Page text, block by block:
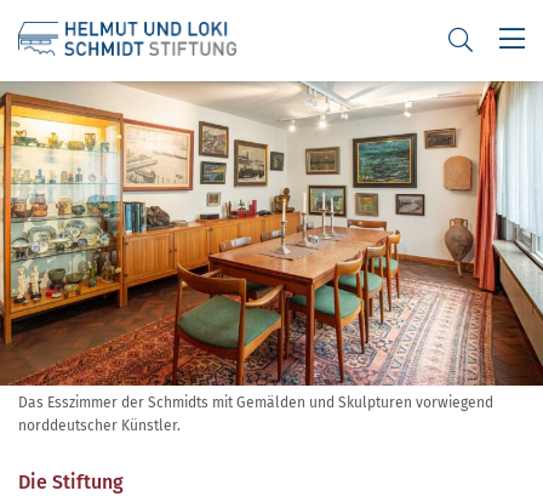
Schmidt
Stiftung
Das Esszimmer der Schmidts mit Gemälden und Skulpturen vorwiegend
norddeutscher Künstler.
Die Stiftung